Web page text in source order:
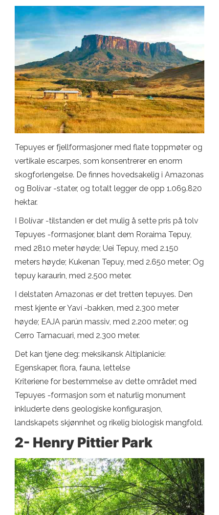
Tepuyes er fjellformasjoner med flate toppmøter og
vertikale escarpes, som konsentrerer en enorm
skogforlengelse. De finnes hovedsakelig i Amazonas
og Bolívar -stater, og totalt legger de opp 1.069.820
hektar.
I Bolívar -tilstanden er det mulig å sette pris på tolv
Tepuyes -formasjoner, blant dem Roraima Tepuy,
med 2810 meter høyde; Uei Tepuy, med 2.150
meters høyde; Kukenan Tepuy, med 2.650 meter; Og
tepuy karaurin, med 2.500 meter.
I delstaten Amazonas er det tretten tepuyes. Den
mest kjente er Yaví -bakken, med 2.300 meter
høyde; EAJA parún massiv, med 2.200 meter; og
Cerro Tamacuari, med 2.300 meter.
Det kan tjene deg: meksikansk Altiplanicie:
Egenskaper, flora, fauna, lettelse
Kriteriene for bestemmelse av dette området med
Tepuyes -formasjon som et naturlig monument
inkluderte dens geologiske konfigurasjon,
landskapets skjønnhet og rikelig biologisk mangfold.
2- Henry Pittier Park